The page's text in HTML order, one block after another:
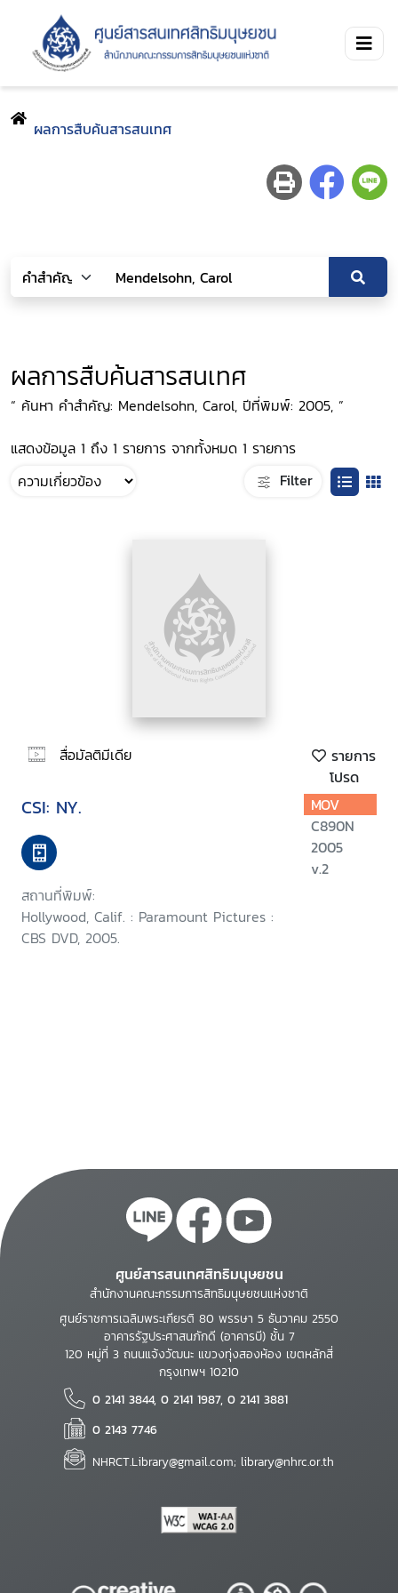
ผลการสืบค้นสารสนเทศ
ผลการสืบค้นสารสนเทศ
“ ค้นหา คำสำคัญ: Mendelsohn, Carol, ปีที่พิมพ์: 2005, ”
แสดงข้อมูล 1 ถึง 1 รายการ จากทั้งหมด 1 รายการ
Filter
สื่อมัลติมีเดีย
รายการ
โปรด
CSI: NY.
สถานที่พิมพ์:
Hollywood, Calif. : Paramount Pictures :
CBS DVD, 2005.
MOV
C890N
2005
v.2
ศูนย์สารสนเทศสิทธิมนุษยชน
สำนักงานคณะกรรมการสิทธิมนุษยชนแห่งชาติ
ศูนย์ราชการเฉลิมพระเกียรติ 80 พรรษา 5 ธันวาคม 2550
อาคารรัฐประศาสนภักดี (อาคารบี) ชั้น 7
120 หมู่ที่ 3 ถนนแจ้งวัฒนะ แขวงทุ่งสองห้อง เขตหลักสี่
กรุงเทพฯ 10210
0 2141 3844, 0 2141 1987, 0 2141 3881
0 2143 7746
NHRCT.Library@gmail.com; library@nhrc.or.th